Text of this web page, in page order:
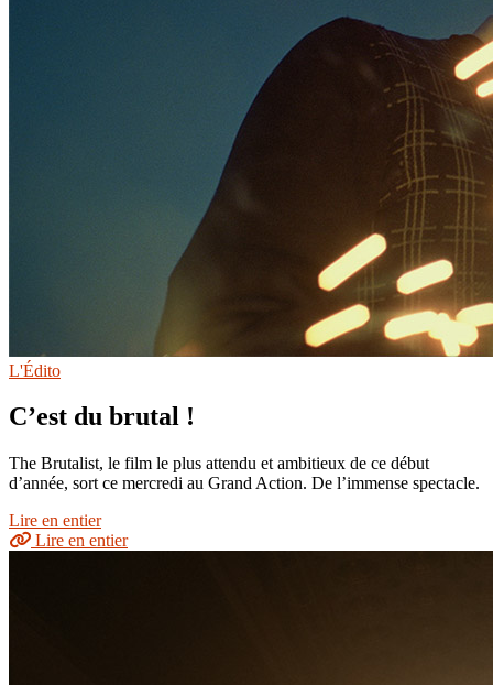
L'Édito
C’est du brutal !
The Brutalist, le film le plus attendu et ambitieux de ce début
d’année, sort ce mercredi au Grand Action. De l’immense spectacle.
Lire en entier
Lire en entier